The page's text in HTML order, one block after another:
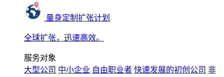
量身定制扩张计划
全球扩张，迅速高效。
服务对象
大型公司 中小企业 自由职业者 快速发展的初创公司 非